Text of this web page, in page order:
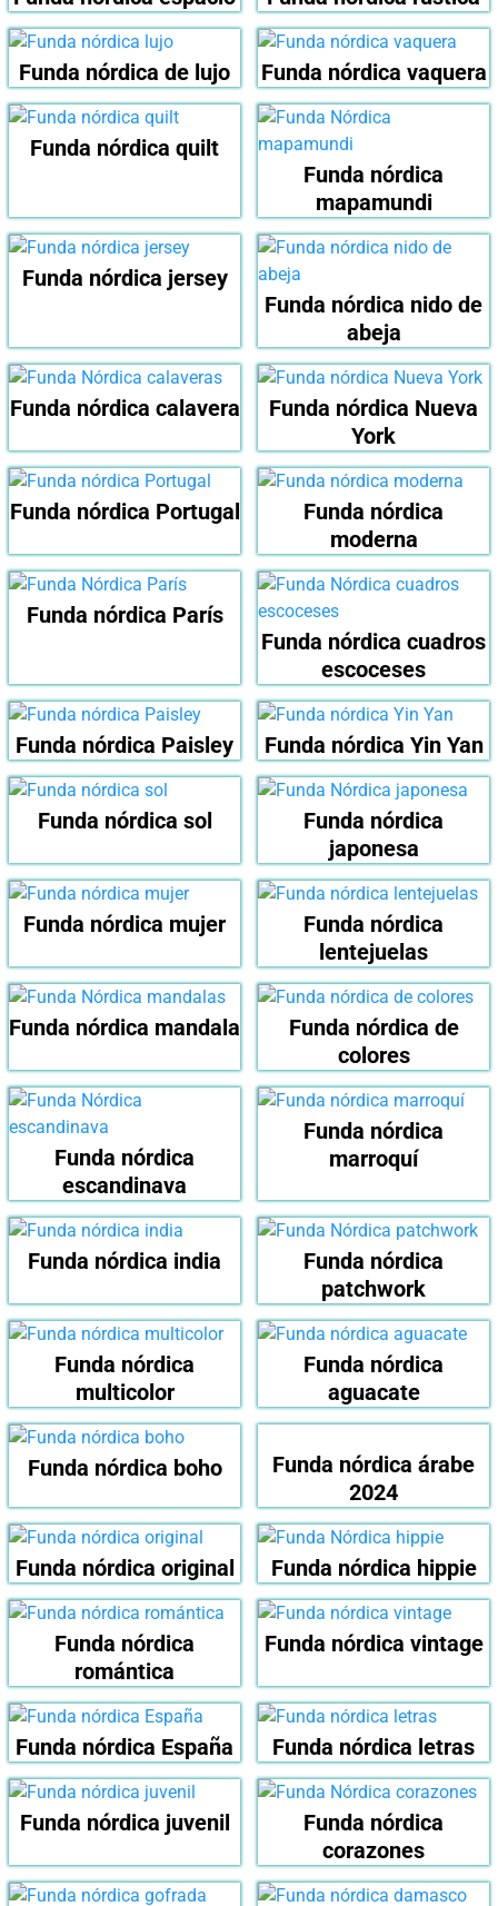
Funda nórdica de lujo Funda nórdica vaquera
Funda nórdica quilt
Funda nórdica
mapamundi
Funda nórdica jersey
Funda nórdica nido de
abeja
Funda nórdica calavera
Funda nórdica Nueva
York
Funda nórdica Portugal
Funda nórdica
moderna
Funda nórdica París
Funda nórdica cuadros
escoceses
Funda nórdica Paisley Funda nórdica Yin Yan
Funda nórdica sol
Funda nórdica
japonesa
Funda nórdica mujer
Funda nórdica
lentejuelas
Funda nórdica mandala
Funda nórdica de
colores
Funda nórdica
escandinava
Funda nórdica
marroquí
Funda nórdica india
Funda nórdica
patchwork
Funda nórdica
multicolor
Funda nórdica
aguacate
Funda nórdica boho
Funda nórdica árabe
2024
Funda nórdica original Funda nórdica hippie
Funda nórdica
romántica
Funda nórdica vintage
Funda nórdica España Funda nórdica letras
Funda nórdica juvenil
Funda nórdica
corazones